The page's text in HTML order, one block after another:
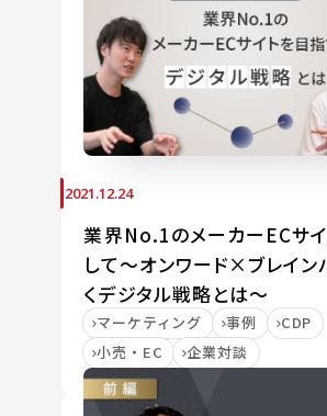
2021.12.24
業界No.1のメーカーECサ
して～オンワード×ブレイン
くデジタル戦略とは～
マーケティング 事例
CDP
小売・EC
企業対談